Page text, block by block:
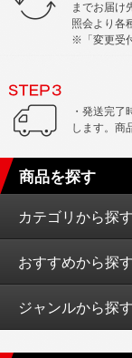
までお届け
照会より各
※「変更受
・発送完
します。商
商品を探す
カテゴリから探す
おすすめから探す
ジャンルから探す